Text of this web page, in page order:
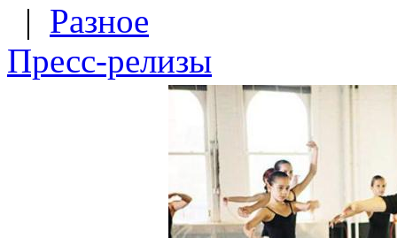
| Разное
Пресс-релизы